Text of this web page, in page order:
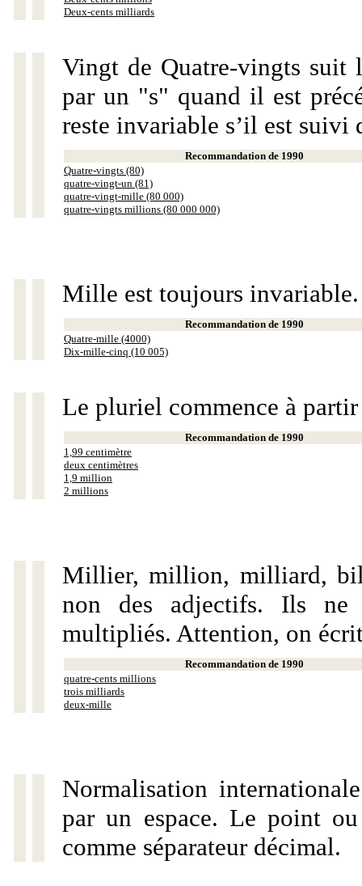
Deux-cents milliards
Vingt de Quatre-vingts suit
par un "s" quand il est
reste invariable s’il est suivi
Recommandation de 1990
Quatre-vingts (80)
quatre-vingt-un (81)
quatre-vingt-mille (80 000)
quatre-vingts millions (80 000 000)
Mille est toujours invariable.
Recommandation de 1990
Quatre-mille (4000)
Dix-mille-cinq (10 005)
Le pluriel commence à
Recommandation de 1990
1,99 centimètre
deux centimètres
1,9 million
2 millions
Millier, million, milliard,
non des adjectifs. Ils ne
multipliés. Attention, on
Recommandation de 1990
quatre-cents millions
trois milliards
deux-mille
Normalisation
par un espace. Le point
comme séparateur décimal.